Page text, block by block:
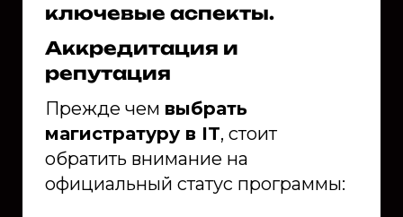
ключевые аспекты.
Аккредитация и
репутация
Прежде чем выбрать
магистратуру в IT, стоит
обратить внимание на
официальный статус программы: